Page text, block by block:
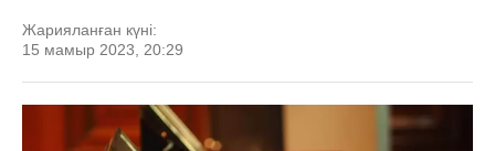
Жарияланған күні:
15 мамыр 2023, 20:29